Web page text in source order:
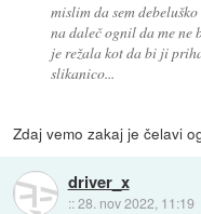
mislim da sem
na daleč ognil da me ne
je režala kot da bi ji
slikanico...
Zdaj vemo zakaj je čelavi
driver_x
::28. nov 2022, 11:19